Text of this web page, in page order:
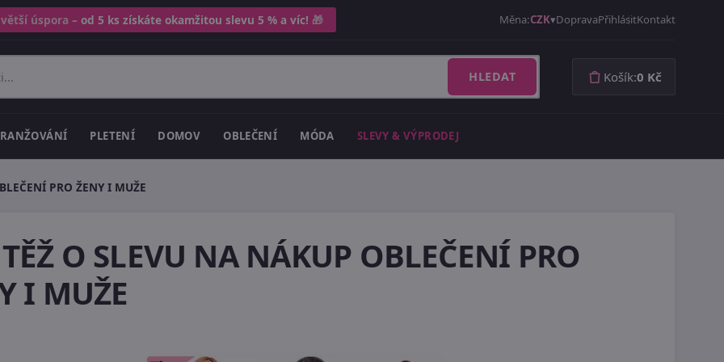
úspora – od 5 ks získáte okamžitou slevu 5 % a víc! 🎁 Měna:CZK DopravaPřihlásitKontakt
HLEDAT Košík:0 Kč
PLETENÍ DOMOV OBLEČENÍ MÓDA SLEVY & VÝPRODEJ
PRO ŽENY I MUŽE
O SLEVU NA NÁKUP OBLEČENÍ PRO
I MUŽE